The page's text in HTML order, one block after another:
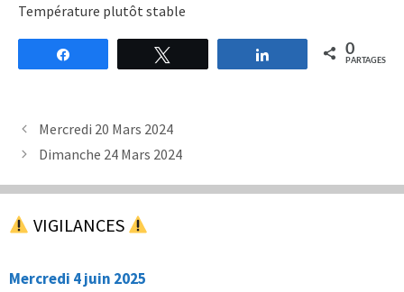
Température plutôt stable
Partagez 0
PARTAGES
Mercredi 20 Mars 2024
Dimanche 24 Mars 2024
VIGILANCES
Mercredi 4 juin 2025